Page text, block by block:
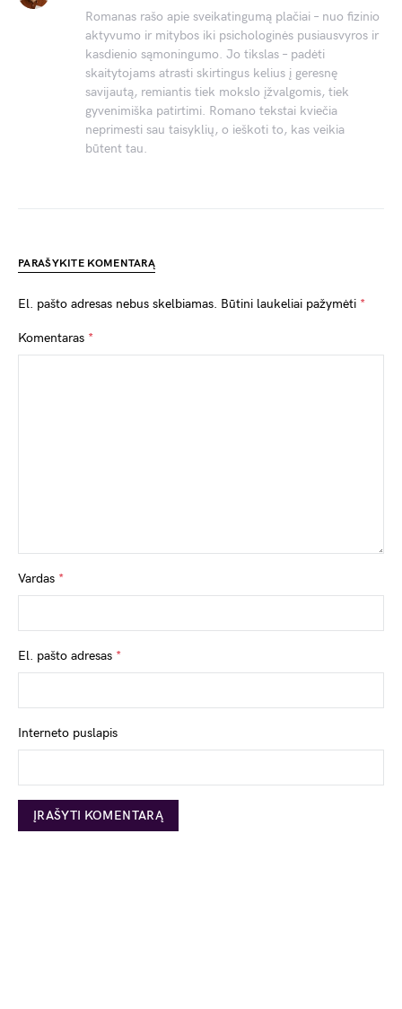
Romanas rašo apie sveikatingumą plačiai – nuo fizinio
aktyvumo ir mitybos iki psichologinės pusiausvyros ir
kasdienio sąmoningumo. Jo tikslas – padėti
skaitytojams atrasti skirtingus kelius į geresnę
savijautą, remiantis tiek mokslo įžvalgomis, tiek
gyvenimiška patirtimi. Romano tekstai kviečia
neprimesti sau taisyklių, o ieškoti to, kas veikia
būtent tau.
PARAŠYKITE KOMENTARĄ
El. pašto adresas nebus skelbiamas. Būtini laukeliai pažymėti *
Komentaras *
Vardas *
El. pašto adresas *
Interneto puslapis